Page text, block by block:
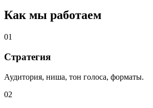
Как мы работаем
01
Стратегия
Аудитория, ниша, тон голоса, форматы.
02